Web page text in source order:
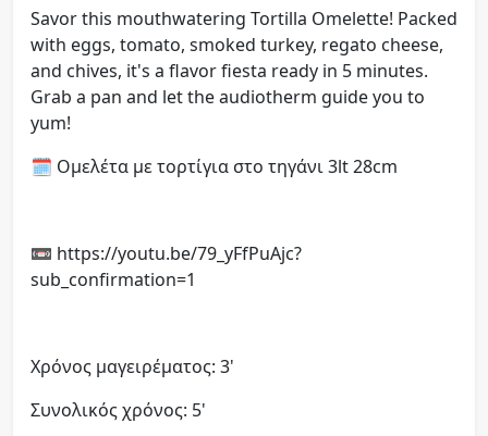
Savor this mouthwatering Tortilla Omelette! Packed
with eggs, tomato, smoked turkey, regato cheese,
and chives, it's a flavor fiesta ready in 5 minutes.
Grab a pan and let the audiotherm guide you to
yum!
🗓 Ομελέτα με τορτίγια στο τηγάνι 3lt 28cm
📼 https://youtu.be/79_yFfPuAjc?
sub_confirmation=1
Χρόνος μαγειρέματος: 3'
Συνολικός χρόνος: 5'